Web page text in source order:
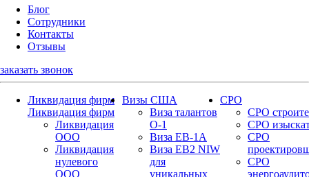
Блог
Сотрудники
Контакты
Отзывы
заказать звонок
Ликвидация фирм
Ликвидация фирм
Ликвидация
ООО
Ликвидация
нулевого
ООО
Визы США
Виза талантов
О-1
Виза EB-1A
Виза EB2 NIW
для
уникальных
СРО
СРО
СРО
СРО
СРО